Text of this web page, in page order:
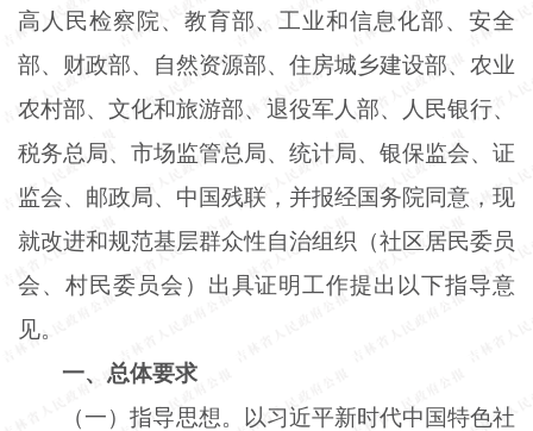
高人民检察院、教育部、工业和信息化部、安全
部、财政部、自然资源部、住房城乡建设部、农业
农村部、文化和旅游部、退役军人部、人民银行、
税务总局、市场监管总局、统计局、银保监会、证
监会、邮政局、中国残联，并报经国务院同意，现
就改进和规范基层群众性自治组织（社区居民委员
会、村民委员会）出具证明工作提出以下指导意
见。
一、总体要求
（一）指导思想。以习近平新时代中国特色社